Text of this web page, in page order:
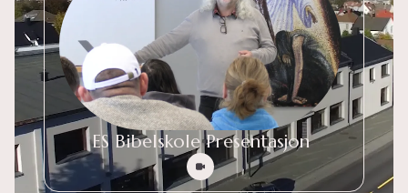
ES Bibelskole Presentasjon